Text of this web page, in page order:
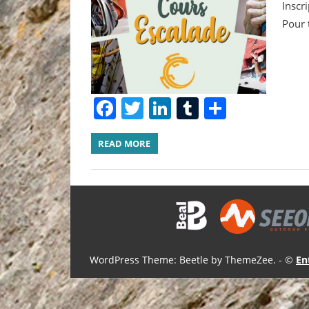
Pour
Facebook
Twitter
LinkedIn
Tumblr
READ MORE
WordPress Theme: Beetle by ThemeZee. - ©